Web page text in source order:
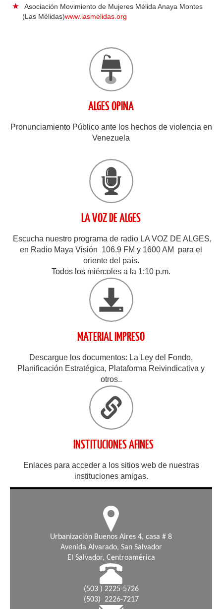
Asociación Movimiento de Mujeres Mélida Anaya Montes
(Las Mélidas)www.lasmelidas.org
ALGES OPINA
Pronunciamiento Público ante los hechos de violencia en
Venezuela
LA VOZ DE ALGES
Escucha nuestro programa de radio LA VOZ DE ALGES,
en Radio Maya Visión 106.9 FM y 1600 AM para el
oriente del país.
Todos los miércoles a la 1:10 p.m.
MATERIAL IMPRESO
Descargue los documentos: La Ley del Fondo,
Planificación Estratégica, Plataforma Reivindicativa y
otros..
INSTITUCIONES AFINES
Enlaces para acceder a los sitios web de nuestras
instituciones amigas.
Urbanización Buenos Aires 4, casa # 8
Avenida Alvarado, San Salvador
El Salvador, Centroamérica
(503 ) 2225-5726
(503) 2226-7217